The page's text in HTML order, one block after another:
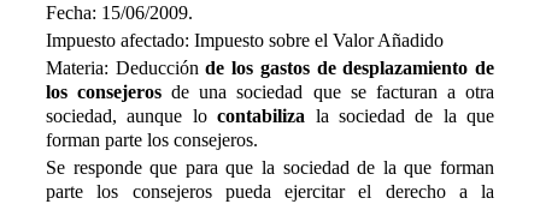
Fecha: 15/06/2009.
Impuesto afectado: Impuesto sobre el Valor Añadido
Materia: Deducciónde los gastos de desplazamiento de
los consejeros de una sociedad que se facturan a otra
sociedad, aunque locontabiliza la sociedad de la que
forman parte los consejeros.
Se responde que para que la sociedad de la que forman
parte los consejeros pueda ejercitar el derecho a la